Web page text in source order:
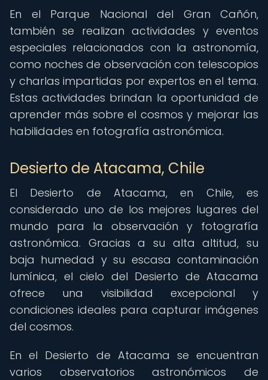
En el Parque Nacional del Gran Cañón,
también se realizan actividades y eventos
especiales relacionados con la astronomía,
como noches de observación con telescopios
y charlas impartidas por expertos en el tema.
Estas actividades brindan la oportunidad de
aprender más sobre el cosmos y mejorar las
habilidades en fotografía astronómica.
Desierto de Atacama, Chile
El Desierto de Atacama, en Chile, es
considerado uno de los mejores lugares del
mundo para la observación y fotografía
astronómica. Gracias a su alta altitud, su
baja humedad y su escasa contaminación
lumínica, el cielo del Desierto de Atacama
ofrece una visibilidad excepcional y
condiciones ideales para capturar imágenes
del cosmos.
En el Desierto de Atacama se encuentran
varios observatorios astronómicos de